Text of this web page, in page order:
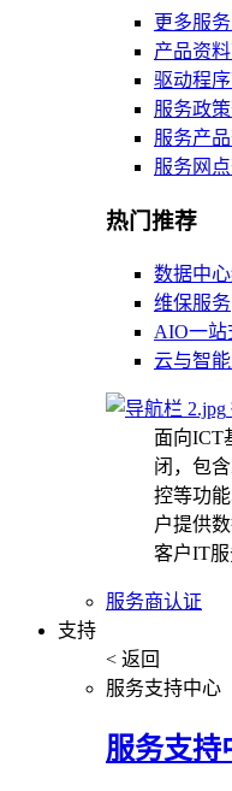
更多服
产品资
驱动程
服务政
服务产
服务网
热门推荐
数据中
维保服务
AIO一站
云与智
面向ICT
闭，包
控等功
户提供
客户IT服
服务商认证
支持
< 返回
服务支持中心
服务支持